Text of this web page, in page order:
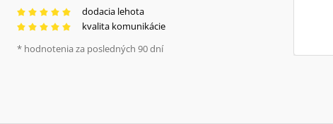
dodacia lehota
kvalita komunikácie
* hodnotenia za posledných 90 dní